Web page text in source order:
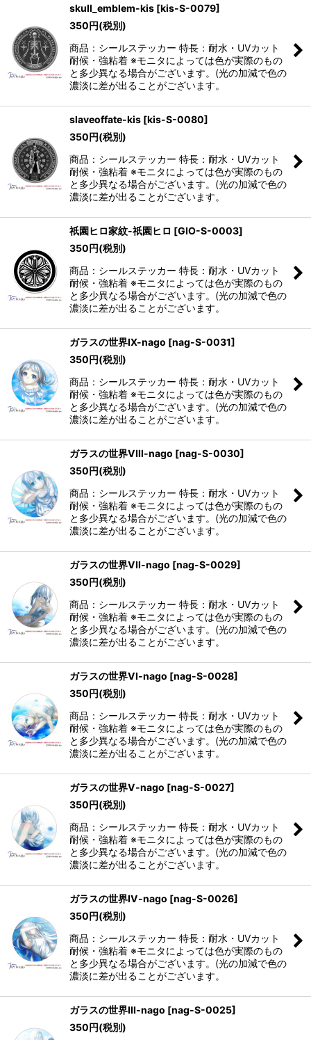
skull_emblem-kis [kis-S-0079]
350円(税別)
商品：シールステッカー 特長：耐水・UVカット
耐候・強粘着 ※モニタによっては色が実際のもの
と多少異なる場合がございます。(光の加減で色の
濃淡に差が出ることがございます。
slaveoffate-kis [kis-S-0080]
350円(税別)
商品：シールステッカー 特長：耐水・UVカット
耐候・強粘着 ※モニタによっては色が実際のもの
と多少異なる場合がございます。(光の加減で色の
濃淡に差が出ることがございます。
祇園ヒロ家紋-祇園ヒロ [GIO-S-0003]
350円(税別)
商品：シールステッカー 特長：耐水・UVカット
耐候・強粘着 ※モニタによっては色が実際のもの
と多少異なる場合がございます。(光の加減で色の
濃淡に差が出ることがございます。
ガラスの世界IX-nago [nag-S-0031]
350円(税別)
商品：シールステッカー 特長：耐水・UVカット
耐候・強粘着 ※モニタによっては色が実際のもの
と多少異なる場合がございます。(光の加減で色の
濃淡に差が出ることがございます。
ガラスの世界VIII-nago [nag-S-0030]
350円(税別)
商品：シールステッカー 特長：耐水・UVカット
耐候・強粘着 ※モニタによっては色が実際のもの
と多少異なる場合がございます。(光の加減で色の
濃淡に差が出ることがございます。
ガラスの世界VII-nago [nag-S-0029]
350円(税別)
商品：シールステッカー 特長：耐水・UVカット
耐候・強粘着 ※モニタによっては色が実際のもの
と多少異なる場合がございます。(光の加減で色の
濃淡に差が出ることがございます。
ガラスの世界VI-nago [nag-S-0028]
350円(税別)
商品：シールステッカー 特長：耐水・UVカット
耐候・強粘着 ※モニタによっては色が実際のもの
と多少異なる場合がございます。(光の加減で色の
濃淡に差が出ることがございます。
ガラスの世界V-nago [nag-S-0027]
350円(税別)
商品：シールステッカー 特長：耐水・UVカット
耐候・強粘着 ※モニタによっては色が実際のもの
と多少異なる場合がございます。(光の加減で色の
濃淡に差が出ることがございます。
ガラスの世界IV-nago [nag-S-0026]
350円(税別)
商品：シールステッカー 特長：耐水・UVカット
耐候・強粘着 ※モニタによっては色が実際のもの
と多少異なる場合がございます。(光の加減で色の
濃淡に差が出ることがございます。
ガラスの世界III-nago [nag-S-0025]
350円(税別)